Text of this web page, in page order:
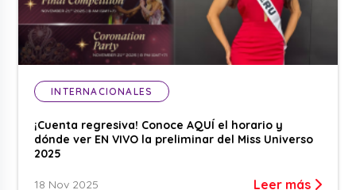
INTERNACIONALES
¡Cuenta regresiva! Conoce AQUÍ el horario y
dónde ver EN VIVO la preliminar del Miss Universo
2025
18 Nov 2025 Leer más